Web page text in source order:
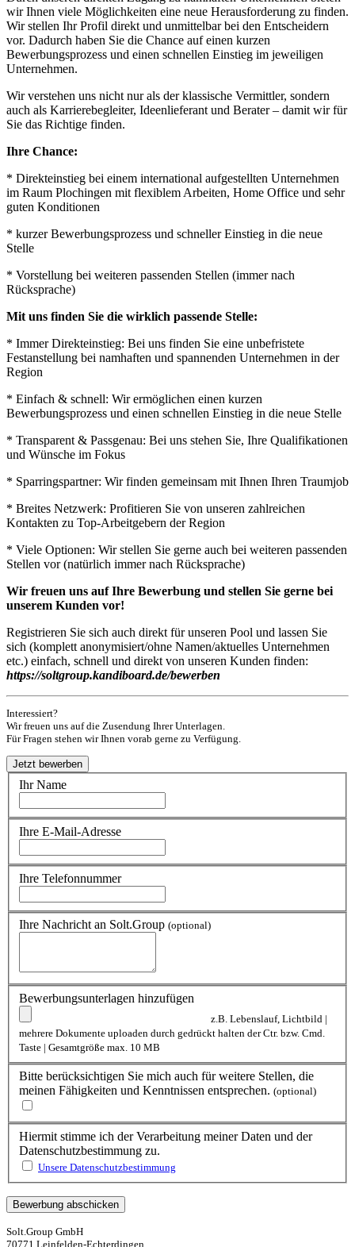
wir Ihnen viele Möglichkeiten eine neue Herausforderung zu finden.
Wir stellen Ihr Profil direkt und unmittelbar bei den Entscheidern
vor. Dadurch haben Sie die Chance auf einen kurzen
Bewerbungsprozess und einen schnellen Einstieg im jeweiligen
Unternehmen.
Wir verstehen uns nicht nur als der klassische Vermittler, sondern
auch als Karrierebegleiter, Ideenlieferant und Berater – damit wir für
Sie das Richtige finden.
Ihre Chance:
* Direkteinstieg bei einem international aufgestellten Unternehmen
im Raum Plochingen mit flexiblem Arbeiten, Home Office und sehr
guten Konditionen
* kurzer Bewerbungsprozess und schneller Einstieg in die neue
Stelle
* Vorstellung bei weiteren passenden Stellen (immer nach
Rücksprache)
Mit uns finden Sie die wirklich passende Stelle:
* Immer Direkteinstieg: Bei uns finden Sie eine unbefristete
Festanstellung bei namhaften und spannenden Unternehmen in der
Region
* Einfach & schnell: Wir ermöglichen einen kurzen
Bewerbungsprozess und einen schnellen Einstieg in die neue Stelle
* Transparent & Passgenau: Bei uns stehen Sie, Ihre Qualifikationen
und Wünsche im Fokus
* Sparringspartner: Wir finden gemeinsam mit Ihnen Ihren Traumjob
* Breites Netzwerk: Profitieren Sie von unseren zahlreichen
Kontakten zu Top-Arbeitgebern der Region
* Viele Optionen: Wir stellen Sie gerne auch bei weiteren passenden
Stellen vor (natürlich immer nach Rücksprache)
Wir freuen uns auf Ihre Bewerbung und stellen Sie gerne bei
unserem Kunden vor!
Registrieren Sie sich auch direkt für unseren Pool und lassen Sie
sich (komplett anonymisiert/ohne Namen/aktuelles Unternehmen
etc.) einfach, schnell und direkt von unseren Kunden finden:
https://soltgroup.kandiboard.de/bewerben
Interessiert?
Wir freuen uns auf die Zusendung Ihrer Unterlagen.
Für Fragen stehen wir Ihnen vorab gerne zu Verfügung.
Ihr Name
Ihre E-Mail-Adresse
Ihre Telefonnummer
Ihre Nachricht an Solt.Group (optional)
Bewerbungsunterlagen hinzufügen
z.B. Lebenslauf, Lichtbild |
mehrere Dokumente uploaden durch gedrückt halten der Ctr. bzw. Cmd.
Taste | Gesamtgröße max. 10 MB
Bitte berücksichtigen Sie mich auch für weitere Stellen, die
meinen Fähigkeiten und Kenntnissen entsprechen. (optional)
Hiermit stimme ich der Verarbeitung meiner Daten und der
Datenschutzbestimmung zu.
Unsere Datenschutzbestimmung
Solt.Group GmbH
70771 Leinfelden-Echterdingen